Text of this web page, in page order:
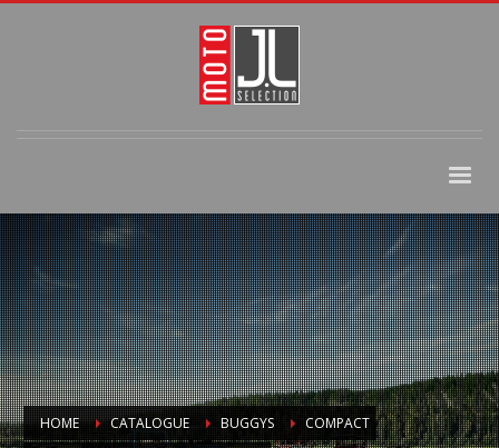
HOME CATALOGUE BUGGYS
COMPACT